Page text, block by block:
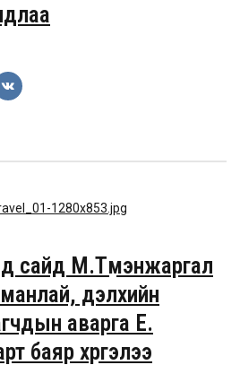
сайд М.Түмэнжаргал
дэлхийн
аварга Е.
баяр хүргэлээ